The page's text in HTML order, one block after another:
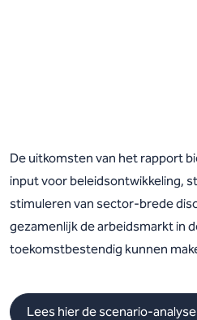
De uitkomsten van het rapport
input voor beleidsontwikkeling,
stimuleren van sector-brede
gezamenlijk de arbeidsmarkt in
toekomstbestendig kunnen
Lees hier de scenario-